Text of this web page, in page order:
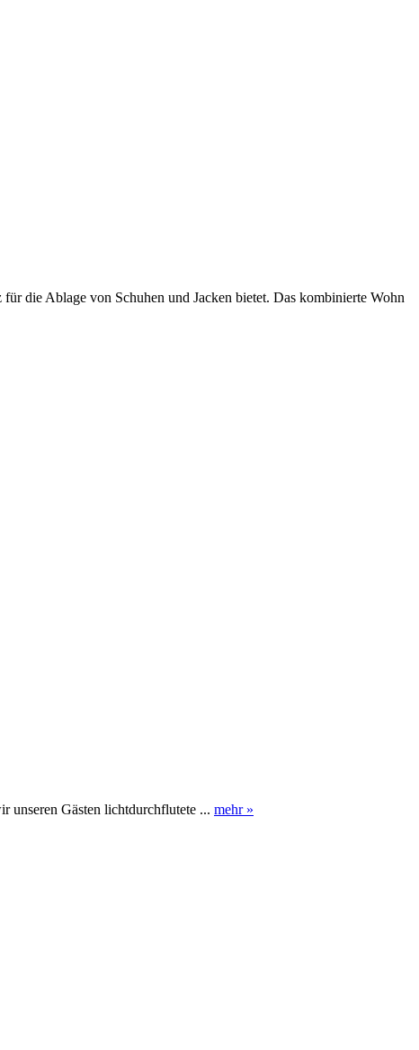
die Ablage von Schuhen und Jacken bietet. Das kombinierte Wohn
unseren Gästen lichtdurchflutete ... mehr »